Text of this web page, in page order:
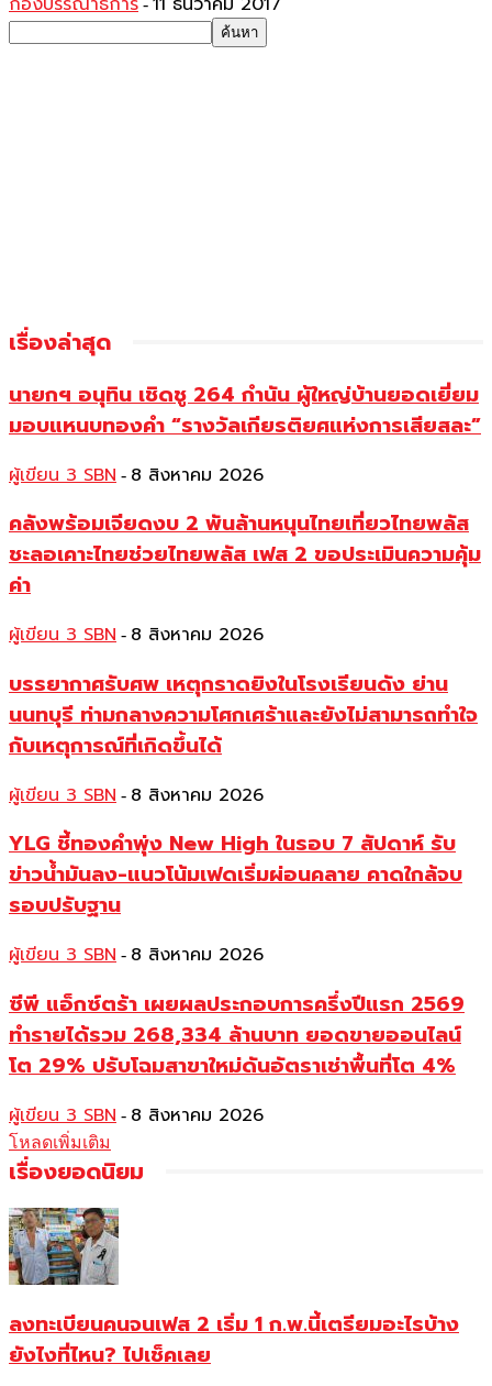
-
เรื่องล่าสุด
นายกฯ อนุทิน เชิดชู 264 กำนัน ผู้ใหญ่บ้านยอดเยี่ยม
มอบแหนบทองคำ “รางวัลเกียรติยศแห่งการเสียสละ”
ผู้เขียน 3 SBN - 8 สิงหาคม 2026
คลังพร้อมเจียดงบ 2 พันล้านหนุนไทยเที่ยวไทยพลัส
ชะลอเคาะไทยช่วยไทยพลัส เฟส 2 ขอประเมินความคุ้ม
ค่า
ผู้เขียน 3 SBN - 8 สิงหาคม 2026
บรรยากาศรับศพ เหตุกราดยิงในโรงเรียนดัง ย่าน
นนทบุรี ท่ามกลางความโศกเศร้าและยังไม่สามารถทำใจ
กับเหตุการณ์ที่เกิดขึ้นได้
ผู้เขียน 3 SBN - 8 สิงหาคม 2026
YLG ชี้ทองคำพุ่ง New High ในรอบ 7 สัปดาห์ รับ
ข่าวน้ำมันลง-แนวโน้มเฟดเริ่มผ่อนคลาย คาดใกล้จบ
รอบปรับฐาน
ผู้เขียน 3 SBN - 8 สิงหาคม 2026
ซีพี แอ็กซ์ตร้า เผยผลประกอบการครึ่งปีแรก 2569
ทำรายได้รวม 268,334 ล้านบาท ยอดขายออนไลน์
โต 29% ปรับโฉมสาขาใหม่ดันอัตราเช่าพื้นที่โต 4%
ผู้เขียน 3 SBN - 8 สิงหาคม 2026
โหลดเพิ่มเติม
เรื่องยอดนิยม
ลงทะเบียนคนจนเฟส 2 เริ่ม 1 ก.พ.นี้เตรียมอะไรบ้าง
ยังไงที่ไหน? ไปเช็คเลย